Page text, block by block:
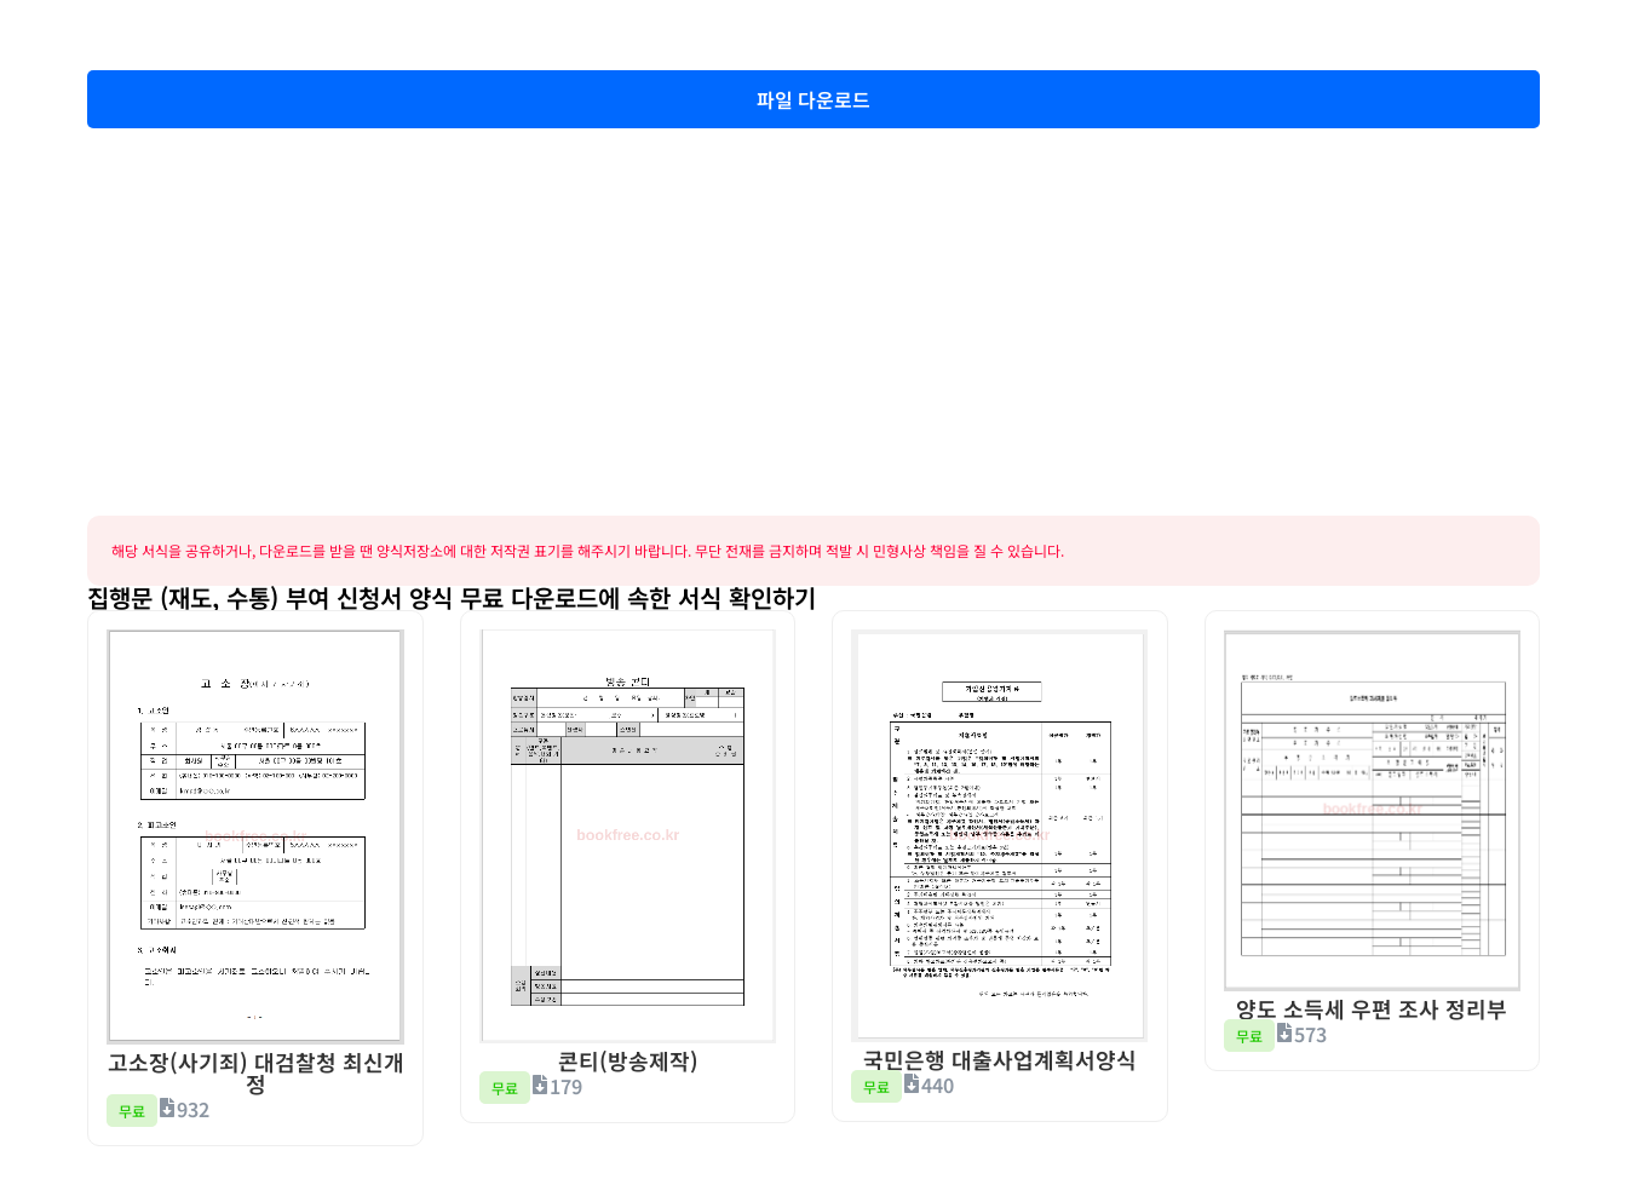
파일 다운로드
해당 서식을 공유하거나, 다운로드를 받을 땐 양식저장소에 대한 저작권 표기를 해주시기 바랍니다. 무단 전재를 금지하며 적발 시 민형사상 책임을 질 수 있습니다.
집행문 (재도, 수통) 부여 신청서 양식 무료 다운로드에 속한 서식 확인하기
고소장(사기죄) 대검찰청 최신개
정
무료 932
콘티(방송제작)
무료 179
국민은행 대출사업계획서양식
무료 440
양도 소득세 우편 조사 정리부
무료 573